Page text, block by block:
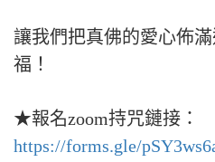
讓我們把真佛的愛心佈
福！
★報名zoom持咒鏈接：
https://forms.gle/